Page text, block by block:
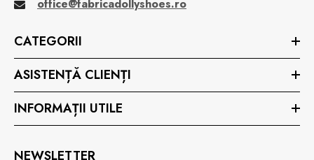
office@fabricadollyshoes.ro
CATEGORII
ASISTENȚĂ CLIENȚI
INFORMAȚII UTILE
NEWSLETTER